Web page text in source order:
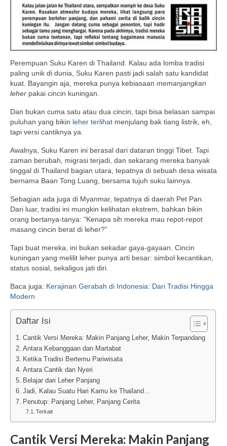
Perempuan Suku Karen di Thailand. Kalau ada lomba tradisi
paling unik di dunia, Suku Karen pasti jadi salah satu kandidat
kuat. Bayangin aja, mereka punya kebiasaan memanjangkan
leher pakai cincin kuningan.
Dan bukan cuma satu atau dua cincin, tapi bisa belasan sampai
puluhan yang bikin leher terlihat menjulang bak tiang listrik, eh,
tapi versi cantiknya ya.
Awalnya, Suku Karen ini berasal dari dataran tinggi Tibet. Tapi
zaman berubah, migrasi terjadi, dan sekarang mereka banyak
tinggal di Thailand bagian utara, tepatnya di sebuah desa wisata
bernama Baan Tong Luang, bersama tujuh suku lainnya.
Sebagian ada juga di Myanmar, tepatnya di daerah Pet Pan.
Dari luar, tradisi ini mungkin kelihatan ekstrem, bahkan bikin
orang bertanya-tanya: “Kenapa sih mereka mau repot-repot
masang cincin berat di leher?”
Tapi buat mereka, ini bukan sekadar gaya-gayaan. Cincin
kuningan yang melilit leher punya arti besar: simbol kecantikan,
status sosial, sekaligus jati diri.
Baca juga: Kerajinan Gerabah di Indonesia: Dari Tradisi Hingga
Modern
Daftar Isi
Cantik Versi Mereka: Makin Panjang Leher, Makin Terpandang
Antara Kebanggaan dan Martabat
Ketika Tradisi Bertemu Pariwisata
Antara Cantik dan Nyeri
Belajar dari Leher Panjang
Jadi, Kalau Suatu Hari Kamu ke Thailand…
Penutup: Panjang Leher, Panjang Cerita
Terkait
Cantik Versi Mereka: Makin Panjang